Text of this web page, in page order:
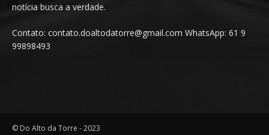
notícia busca a verdade.
Contato: contato.doaltodatorre@gmail.com WhatsApp: 61 9
99898493
© Do Alto da Torre - 2023